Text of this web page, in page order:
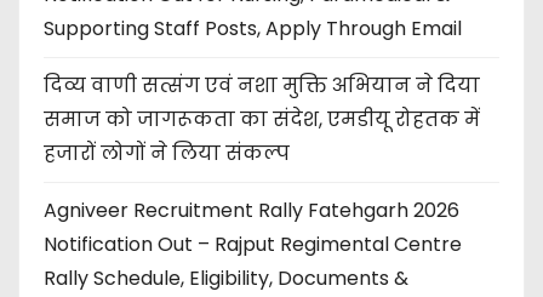
Supporting Staff Posts, Apply Through Email
दिव्य वाणी सत्संग एवं नशा मुक्ति अभियान ने दिया
समाज को जागरूकता का संदेश, एमडीयू रोहतक में
हजारों लोगों ने लिया संकल्प
Agniveer Recruitment Rally Fatehgarh 2026
Notification Out – Rajput Regimental Centre
Rally Schedule, Eligibility, Documents &